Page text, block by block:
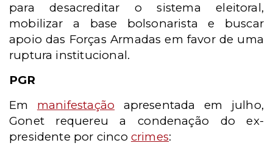
para desacreditar o sistema eleitoral,
mobilizar a base bolsonarista e buscar
apoio das Forças Armadas em favor de uma
ruptura institucional.
PGR
Em manifestação apresentada em julho,
Gonetrequereu a condenação do ex-
presidente por cinco crimes: